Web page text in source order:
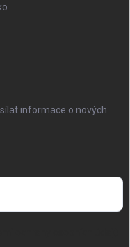
informace o nových